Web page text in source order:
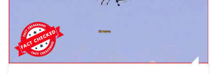
شده